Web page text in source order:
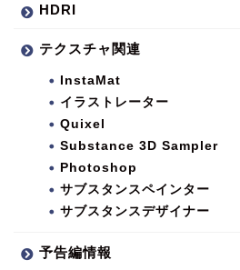
HDRI
テクスチャ関連
InstaMat
イラストレーター
Quixel
Substance 3D Sampler
Photoshop
サブスタンスペインター
サブスタンスデザイナー
予告編情報